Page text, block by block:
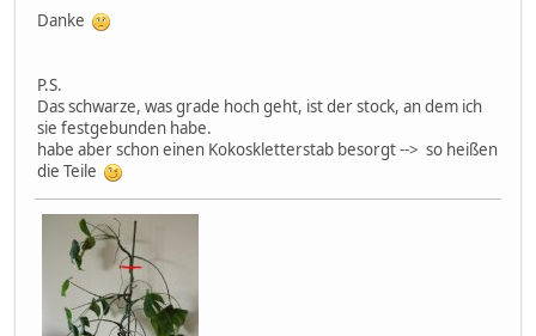
Danke
P.S.
Das schwarze, was grade hoch geht, ist der stock, an dem ich
sie festgebunden habe.
habe aber schon einen Kokoskletterstab besorgt --> so heißen
die Teile